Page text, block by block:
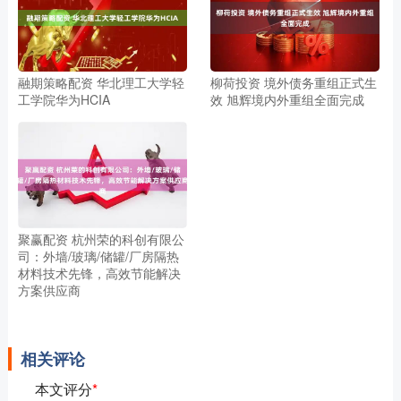
融期策略配资 华北理工大学轻
工学院华为HCIA
柳荷投资 境外债务重组正式生
效 旭辉境内外重组全面完成
聚赢配资 杭州荣的科创有限公
司：外墙/玻璃/储罐/厂房隔热
材料技术先锋，高效节能解决
方案供应商
相关评论
本文评分*